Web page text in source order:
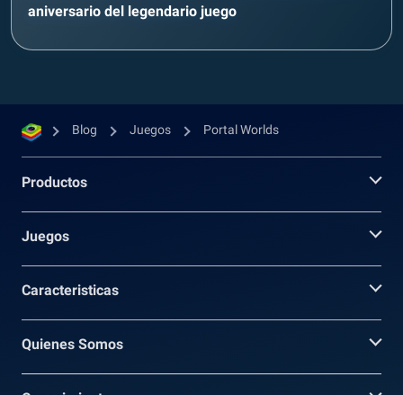
aniversario del legendario juego
Blog Juegos Portal Worlds
Productos
Juegos
Caracteristicas
Quienes Somos